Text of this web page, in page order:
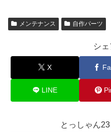
メンテナンス 自作パーツ
シ
X
LINE
とっしゃん